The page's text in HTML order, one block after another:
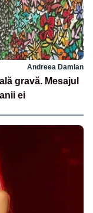
Andreea Damian
gravă. Mesajul
ei